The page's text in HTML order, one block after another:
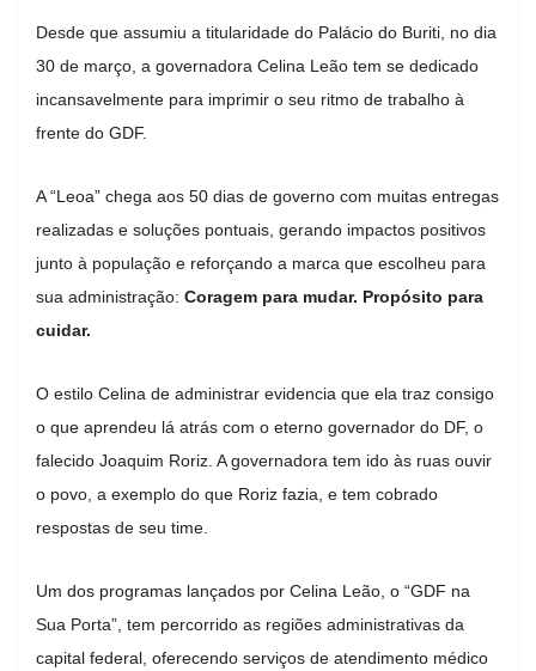
Desde que assumiu a titularidade do Palácio do Buriti, no dia
30 de março, a governadora Celina Leão tem se dedicado
incansavelmente para imprimir o seu ritmo de trabalho à
frente do GDF.
A “Leoa” chega aos 50 dias de governo com muitas entregas
realizadas e soluções pontuais, gerando impactos positivos
junto à população e reforçando a marca que escolheu para
sua administração: Coragem para mudar. Propósito para
cuidar.
O estilo Celina de administrar evidencia que ela traz consigo
o que aprendeu lá atrás com o eterno governador do DF, o
falecido Joaquim Roriz. A governadora tem ido às ruas ouvir
o povo, a exemplo do que Roriz fazia, e tem cobrado
respostas de seu time.
Um dos programas lançados por Celina Leão, o “GDF na
Sua Porta”, tem percorrido as regiões administrativas da
capital federal, oferecendo serviços de atendimento médico